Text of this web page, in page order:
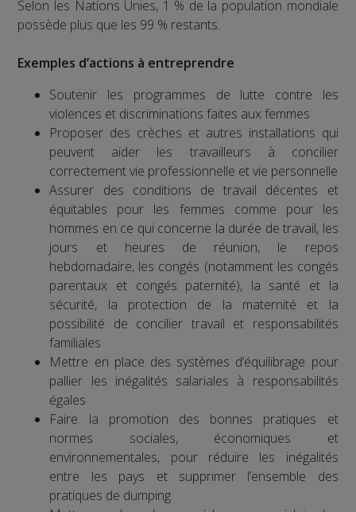
Selon les Nations Unies, 1 % de la population mondiale
possède plus que les 99 % restants.
Exemples d’actions à entreprendre
Soutenir les programmes de lutte contre les
violences et discriminations faites aux femmes
Proposer des crèches et autres installations qui
peuvent aider les travailleurs à concilier
correctement vie professionnelle et vie personnelle
Assurer des conditions de travail décentes et
équitables pour les femmes comme pour les
hommes en ce qui concerne la durée de travail, les
jours et heures de réunion, le repos
hebdomadaire, les congés (notamment les congés
parentaux et congés paternité), la santé et la
sécurité, la protection de la maternité et la
possibilité de concilier travail et responsabilités
familiales
Mettre en place des systèmes d’équilibrage pour
pallier les inégalités salariales à responsabilités
égales
Faire la promotion des bonnes pratiques et
normes sociales, économiques et
environnementales, pour réduire les inégalités
entre les pays et supprimer l’ensemble des
pratiques de dumping